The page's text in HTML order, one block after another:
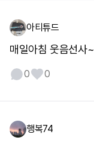
아티튜드
매일아침 웃음선사
0 0
행복74